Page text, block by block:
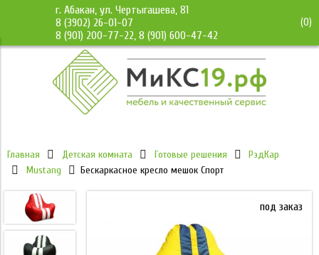
г. Абакан, ул. Чертыгашева, 81
8 (3902) 26-01-07
8 (901) 200-77-22, 8 (901) 600-47-42
(0)
Главная Детская комната Готовые решения
РэдКар
Мustang
Бескаркасное кресло мешок Спорт
под заказ под заказ